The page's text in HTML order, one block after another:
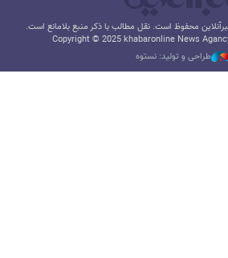
محفوظ است. نقل مطالب با ذکر منبع بلامانع است.
Copyright © 2025 khabaronline News
طراحی و تولید: نستوه